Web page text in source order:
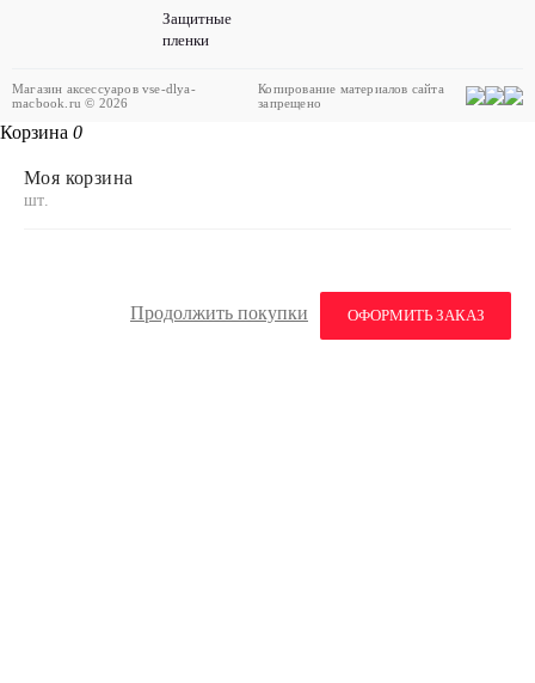
Защитные
пленки
Магазин аксессуаров vse-dlya-
macbook.ru © 2026
Копирование материалов сайта
запрещено
Корзина 0
Моя корзина
шт.
Продолжить покупки ОФОРМИТЬ ЗАКАЗ